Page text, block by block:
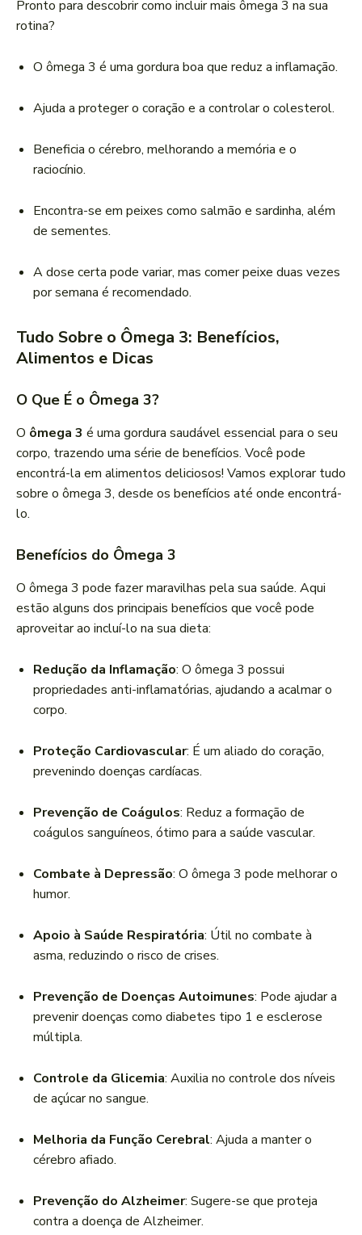
d
i
Pronto para descobrir como incluir mais ômega 3 na sua
rotina?
O ômega 3 é uma gordura boa que reduz a inflamação.
Ajuda a proteger o coração e a controlar o colesterol.
Beneficia o cérebro, melhorando a memória e o
raciocínio.
Encontra-se em peixes como salmão e sardinha, além
de sementes.
A dose certa pode variar, mas comer peixe duas vezes
por semana é recomendado.
Tudo Sobre o Ômega 3: Benefícios,
Alimentos e Dicas
O Que É o Ômega 3?
O ômega 3 é uma gordura saudável essencial para o seu
corpo, trazendo uma série de benefícios. Você pode
encontrá-la em alimentos deliciosos! Vamos explorar tudo
sobre o ômega 3, desde os benefícios até onde encontrá-
lo.
Benefícios do Ômega 3
O ômega 3 pode fazer maravilhas pela sua saúde. Aqui
estão alguns dos principais benefícios que você pode
aproveitar ao incluí-lo na sua dieta:
Redução da Inflamação: O ômega 3 possui
propriedades anti-inflamatórias, ajudando a acalmar o
corpo.
Proteção Cardiovascular: É um aliado do coração,
prevenindo doenças cardíacas.
Prevenção de Coágulos: Reduz a formação de
coágulos sanguíneos, ótimo para a saúde vascular.
Combate à Depressão: O ômega 3 pode melhorar o
humor.
Apoio à Saúde Respiratória: Útil no combate à
asma, reduzindo o risco de crises.
Prevenção de Doenças Autoimunes: Pode ajudar a
prevenir doenças como diabetes tipo 1 e esclerose
múltipla.
Controle da Glicemia: Auxilia no controle dos níveis
de açúcar no sangue.
Melhoria da Função Cerebral: Ajuda a manter o
cérebro afiado.
Prevenção do Alzheimer: Sugere-se que proteja
contra a doença de Alzheimer.